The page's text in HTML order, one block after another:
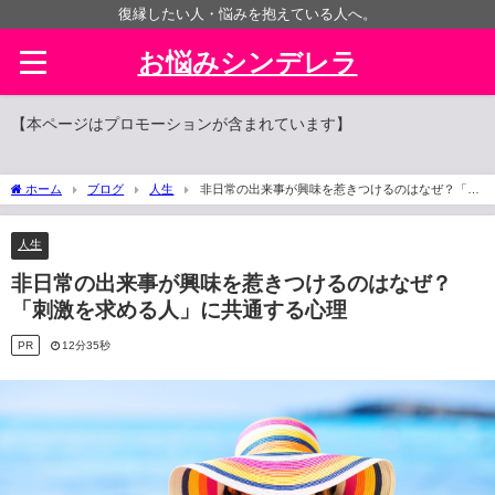
復縁したい人・悩みを抱えている人へ。
お悩みシンデレラ
【本ページはプロモーションが含まれています】
ホーム ブログ 人生
非日常の出来事が興味を惹きつけるのはなぜ？「刺
激を求める人」に共通する心理
人生
非日常の出来事が興味を惹きつけるのはなぜ？
「刺激を求める人」に共通する心理
PR 12分35秒